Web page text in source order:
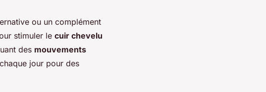
ou un complément
stimuler le cuir chevelu
des mouvements
jour pour des